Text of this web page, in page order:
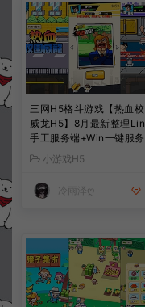
三网H5格斗游戏【热血校
威龙H5】8月最新整理
手工服务端+Win一键服
+解压即玩+简易安卓客户
+详细搭建教程
小游戏H5
冷雨泽ღ